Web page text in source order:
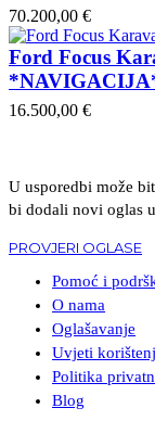
70.200,00 €
Ford Focus
16.500,00 €
U usporedbi može
bi dodali novi oglas
PROVJERI OGLASE
Pomoć i
O nama
Oglašavanje
Uvjeti
Politika
Blog